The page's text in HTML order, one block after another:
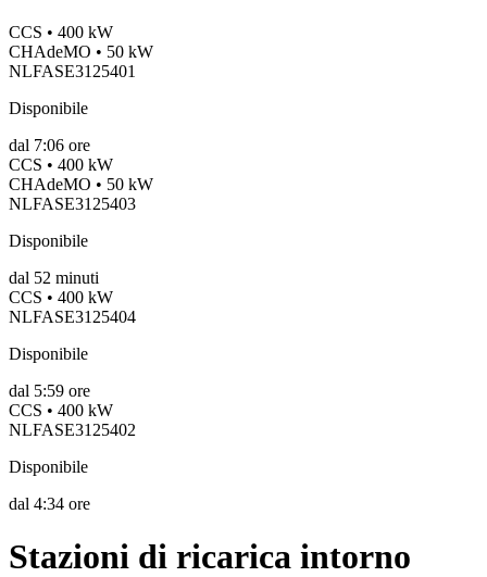
CCS • 400 kW
CHAdeMO • 50 kW
NLFASE3125401
Disponibile
dal 7:06 ore
CCS • 400 kW
CHAdeMO • 50 kW
NLFASE3125403
Disponibile
dal 52 minuti
CCS • 400 kW
NLFASE3125404
Disponibile
dal 5:59 ore
CCS • 400 kW
NLFASE3125402
Disponibile
dal 4:34 ore
Stazioni di ricarica intorno